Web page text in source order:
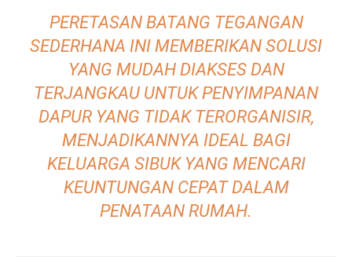
PERETASAN BATANG TEGANGAN
SEDERHANA INI MEMBERIKAN SOLUSI
YANG MUDAH DIAKSES DAN
TERJANGKAU UNTUK PENYIMPANAN
DAPUR YANG TIDAK TERORGANISIR,
MENJADIKANNYA IDEAL BAGI
KELUARGA SIBUK YANG MENCARI
KEUNTUNGAN CEPAT DALAM
PENATAAN RUMAH.